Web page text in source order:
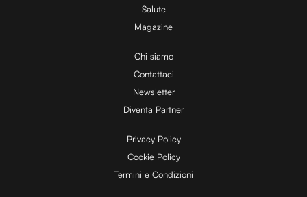
Salute
Magazine
Chi siamo
Contattaci
Newsletter
Diventa Partner
Privacy Policy
Cookie Policy
Termini e Condizioni